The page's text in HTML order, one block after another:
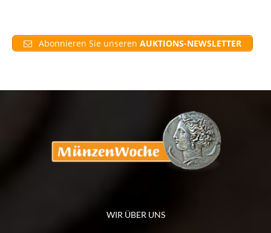
Abonnieren Sie unseren AUKTIONS-NEWSLETTER
WIR ÜBER UNS